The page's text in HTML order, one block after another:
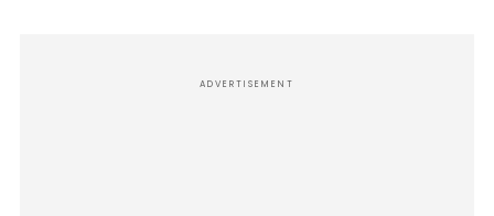
ADVERTISEMENT